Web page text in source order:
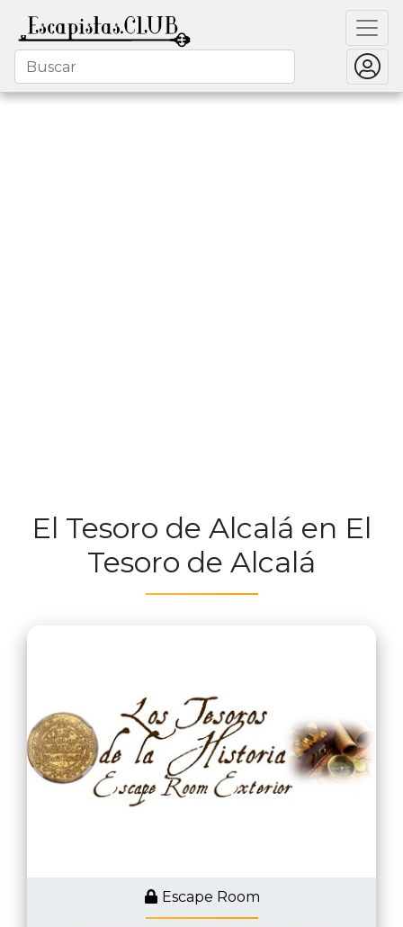
El Tesoro de Alcalá en El
Tesoro de Alcalá
Escape Room